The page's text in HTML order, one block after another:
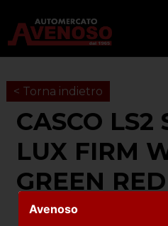
< Torna indietro
CASCO LS2
LUX FIRM
GREEN RED
Avenoso